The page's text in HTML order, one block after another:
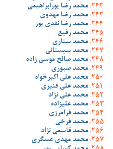
محمد رضا پورابراهیمی
محمد رضا مهدوی
محمد رضا نقدی پور
محمد رفیع
محمد ستاری
محمد سیستانی
محمد صالح موسی زاده
محمد صبوری
محمد علی اکبرخواه
محمد علی قنبری
محمد علی نژاد
محمد علیزاده
محمد فرامرزی
محمد فرخی
محمد قاسمی نژاد
محمد مهدی عسگری